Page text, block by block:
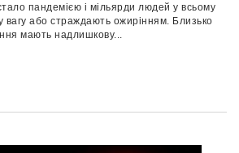
пандемією і мільярди людей у всьому
вагу або страждають ожирінням. Близько
мають надлишкову...